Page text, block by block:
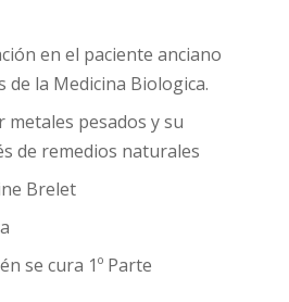
en el paciente anciano
de la Medicina Biologica.
metales pesados y su
de remedios naturales
Brelet
se cura 1º Parte